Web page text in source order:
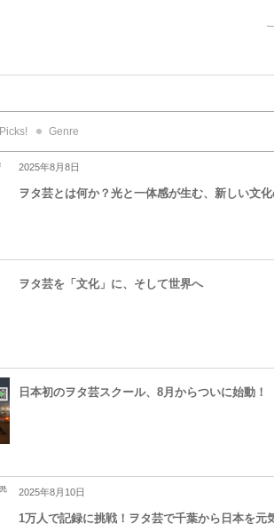
Picks! Genre
2025年8月8日
ヲタ芸とは何か？光と一体感が生む、新しい文
ヲタ芸を「文化」に、そして世界へ
日本初のヲタ芸スクール、8月からついに始動！
2025年8月10日
1万人で記録に挑戦！ヲタ芸で千葉から日本を元